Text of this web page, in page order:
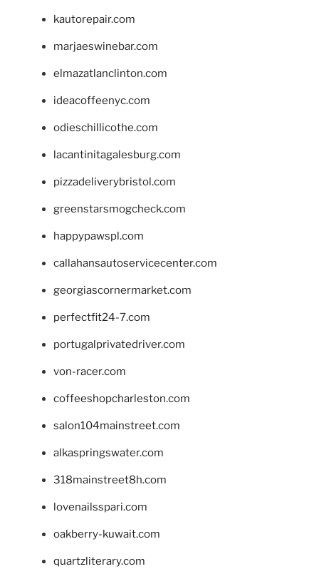
kautorepair.com
marjaeswinebar.com
elmazatlanclinton.com
ideacoffeenyc.com
odieschillicothe.com
lacantinitagalesburg.com
pizzadeliverybristol.com
greenstarsmogcheck.com
happypawspl.com
callahansautoservicecenter.com
georgiascornermarket.com
perfectfit24-7.com
portugalprivatedriver.com
von-racer.com
coffeeshopcharleston.com
salon104mainstreet.com
alkaspringswater.com
318mainstreet8h.com
lovenailsspari.com
oakberry-kuwait.com
quartzliterary.com